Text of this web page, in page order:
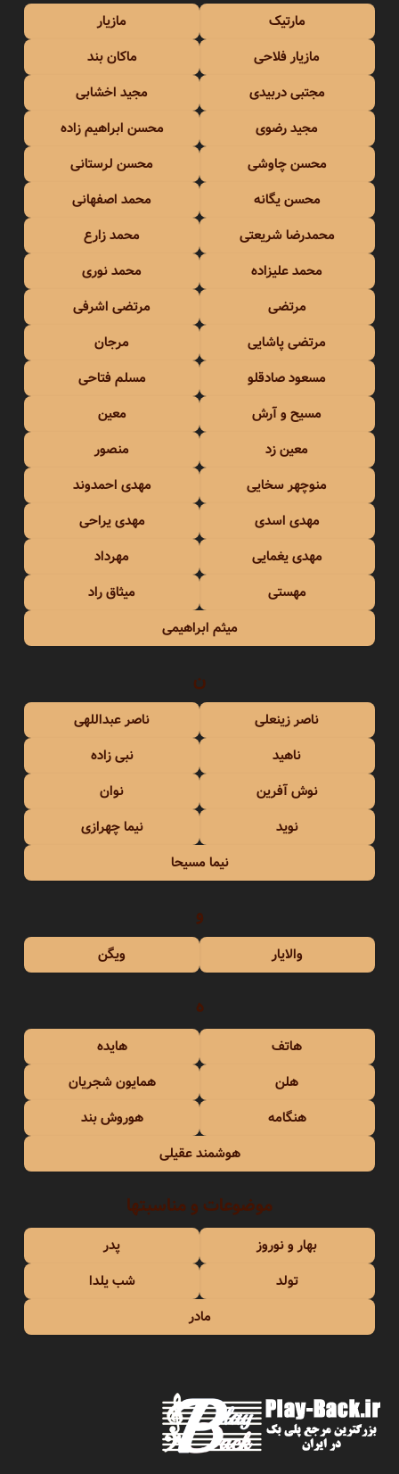
مارتیک
مازیار
مازیار فلاحی
ماکان بند
مجتبی دربیدی
مجید اخشابی
مجید رضوی
محسن ابراهیم زاده
محسن چاوشی
محسن لرستانی
محسن یگانه
محمد اصفهانی
محمدرضا شریعتی
محمد زارع
محمد علیزاده
محمد نوری
مرتضی
مرتضی اشرفی
مرتضی پاشایی
مرجان
مسعود صادقلو
مسلم فتاحی
مسیح و آرش
معین
معین زد
منصور
منوچهر سخایی
مهدی احمدوند
مهدی اسدی
مهدی یراحی
مهدی یغمایی
مهرداد
مهستی
میثاق راد
میثم ابراهیمی
ن
ناصر زینعلی
ناصر عبداللهی
ناهید
نبی زاده
نوش آفرین
نوان
نوید
نیما چهرازی
نیما مسیحا
و
والایار ویگن
ه
هاتف
هایده
هلن
همایون شجریان
هنگامه
هوروش بند
هوشمند عقیلی
موضوعات و مناسبتها
بهار و نوروز
پدر
تولد
شب یلدا
مادر